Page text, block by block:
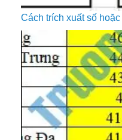
Cách trích xuất số